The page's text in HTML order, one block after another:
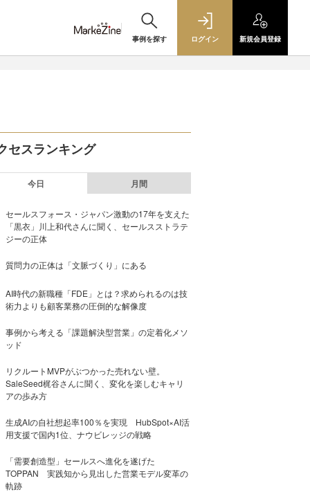
事例を探す ログイン 新規会員登録
セスランキング
今日 月間
セールスフォース・ジャパン激動の17年を支えた
「黒衣」川上和代さんに聞く、セールスストラテ
ジーの正体
質問力の正体は「文脈づくり」にある
AI時代の新職種「FDE」とは？求められるのは技
術力よりも顧客業務の圧倒的な解像度
事例から考える「課題解決型営業」の定着化メソ
ッド
リクルートMVPがぶつかった売れない壁。
SaleSeed梶谷さんに聞く、変化を楽しむキャリ
アの歩み方
生成AIの自社想起率100％を実現 HubSpot×AI活
用支援で国内1位、ナウビレッジの戦略
「需要創造型」セールスへ進化を遂げた
TOPPAN 実践知から見出した営業モデル変革の
軌跡